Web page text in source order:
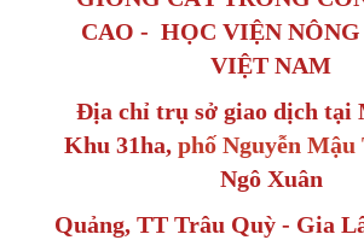
CAO - HỌC VIỆN
VIỆT NAM
Địa chỉ trụ sở giao dịch tại
Khu 31ha, phố Nguyễn Mậu
Ngô Xuân
Quảng, TT Trâu Quỳ - Gia